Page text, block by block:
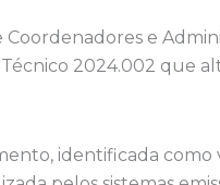
e
2024.002 que
identificada como